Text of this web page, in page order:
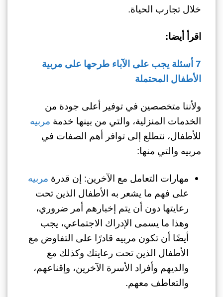
خلال تجارب الحياة.
اقرأ أيضا:
7 أسئلة يجب على الآباء طرحها على مربية
الأطفال المحتملة
ولأننا متخصصين في توفير أعلى جودة من
الخدمات المنزلية، والتي من بينها خدمة مربيه
للأطفال، نتطلع إلى توافر أهم الصفات في
مربيه والتي منها:
مهارات التعامل مع الآخرين: إن قدرة مربيه
على فهم ما يشعر به الأطفال الذين تحت
رعايتها دون أن يتم إخبارهم أمر ضروري،
وهذا ما يسمى الإدراك الاجتماعي، يجب
أيضًا أن تكون مربيه قادرًا على التفاوض مع
الأطفال الذين تحت رعايتك وكذلك مع
والديهم وأفراد الأسرة الآخرين، وإقناعهم،
والتعاطف معهم.